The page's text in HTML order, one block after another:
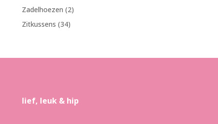
Zadelhoezen 22
Zitkussens 3434
lief, leuk & hip